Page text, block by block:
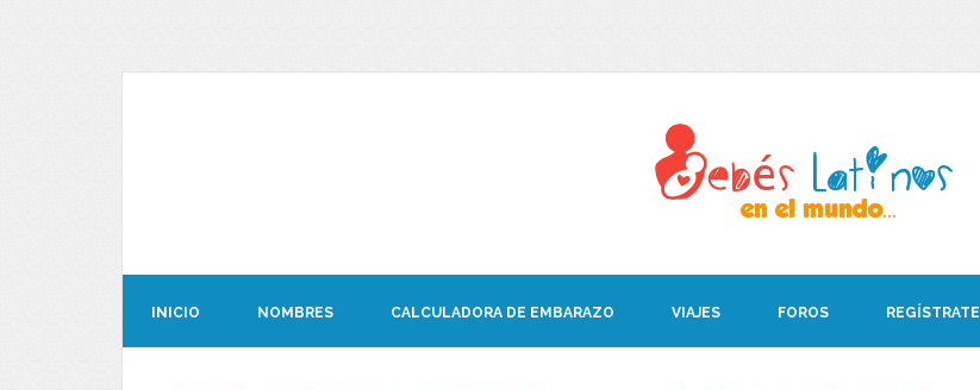
INICIO NOMBRES CALCULADORA DE EMBARAZO VIAJES FOROS REGÍSTRATE